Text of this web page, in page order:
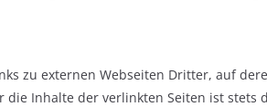
zu externen Webseiten Dritter, auf
die Inhalte der verlinkten Seiten ist